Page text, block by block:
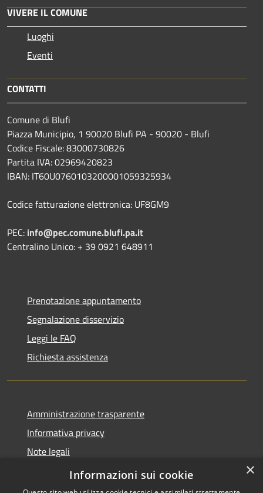
VIVERE IL COMUNE
Luoghi
Eventi
CONTATTI
Comune di Blufi
Piazza Municipio, 1 90020 Blufi PA - 90020 - Blufi
Codice Fiscale: 83000730826
Partita IVA: 02969420823
IBAN: IT60U0760103200001059325934
Codice fatturazione elettronica: UF8GM9
PEC: info@pec.comune.blufi.pa.it
Centralino Unico: + 39 0921 648911
Prenotazione appuntamento
Segnalazione disservizio
Leggi le FAQ
Richiesta assistenza
Amministrazione trasparente
Informativa privacy
Note legali
Dichiarazione di accessibilità
×
Informazioni sui cookie